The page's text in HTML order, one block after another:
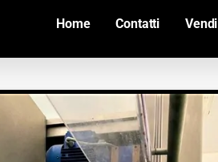
Home Contatti Vendi